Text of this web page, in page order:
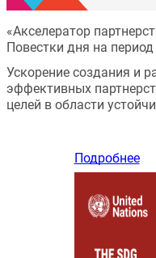
«Акселератор
Повестки дня на период
Ускорение создания и
эффективных
целей в области
Подробнее